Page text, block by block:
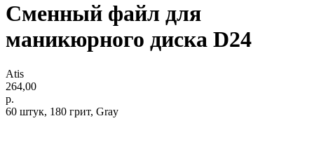
Сменный файл для
маникюрного диска D24
Atis
264,00
р.
60 штук, 180 грит, Gray